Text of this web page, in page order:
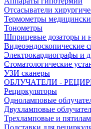
Отсасыватели
Термометры
Тонометры
Шприцевые дозаторы и
Видеоэндоскопические
Электрокардиографы и
Стоматологические
УЗИ сканеры
ОБЛУЧАТЕЛИ -
Рециркуляторы
Одноламповые
Двухламповые
Трехламповые и